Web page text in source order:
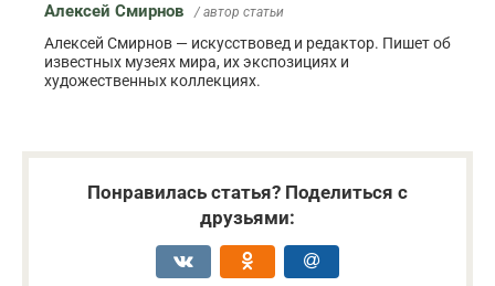
Алексей Смирнов / автор статьи
Алексей Смирнов — искусствовед и редактор. Пишет об
известных музеях мира, их экспозициях и
художественных коллекциях.
Понравилась статья? Поделиться с
друзьями: